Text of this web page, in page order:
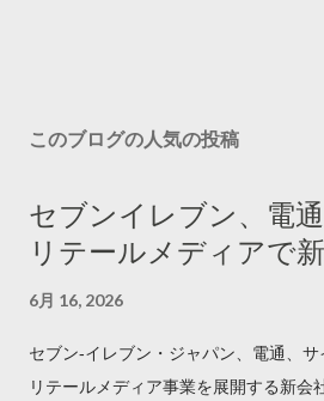
このブログの人気の投稿
セブンイレブン、電
リテールメディアで
6月 16, 2026
セブン‐イレブン・ジャパン、電通、サ
リテールメディア事業を展開する新会